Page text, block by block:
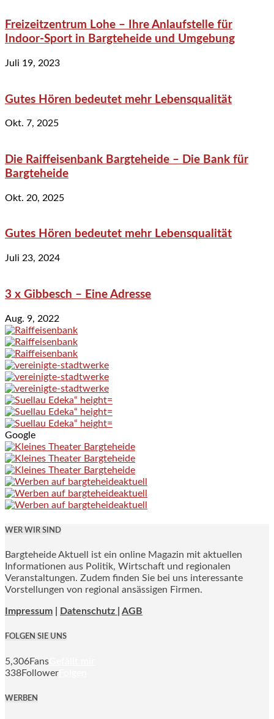
Freizeitzentrum Lohe – Ihre Anlaufstelle für
Indoor-Sport in Bargteheide und Umgebung
Juli 19, 2023
Gutes Hören bedeutet mehr Lebensqualität
Okt. 7, 2025
Die Raiffeisenbank Bargteheide – Die Bank für
Bargteheide
Okt. 20, 2025
Gutes Hören bedeutet mehr Lebensqualität
Juli 23, 2024
3 x Gibbesch – Eine Adresse
Aug. 9, 2022
Google
WER WIR SIND
Bargteheide Aktuell ist ein online Magazin mit aktuellen
Informationen aus Politik, Wirtschaft und regionalen
Veranstaltungen. Zudem finden Sie bei uns interessante
Vorstellungen von regional ansässigen Firmen.
Impressum Datenschutz | AGB
FOLGEN SIE UNS
5,306Fans
338Follower
WERBEN